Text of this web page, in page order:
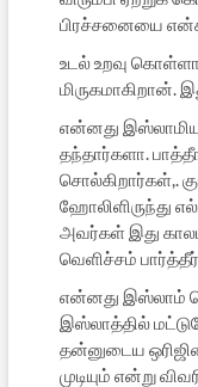
பிரச்சனையை
உடல் உறவு
மிருகமாகிறான்.
என்னது
தந்தார்களா.
சொல்கிறார்கள்,.
ஹோலிளிருந்து
அவர்கள் இது
வெளிச்சம்
என்னது இஸ்லாம்
இஸ்லாத்தில்
தன்னுடைய
முடியும் என்று